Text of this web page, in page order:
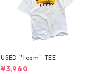
USED "team" TEE
¥3,960